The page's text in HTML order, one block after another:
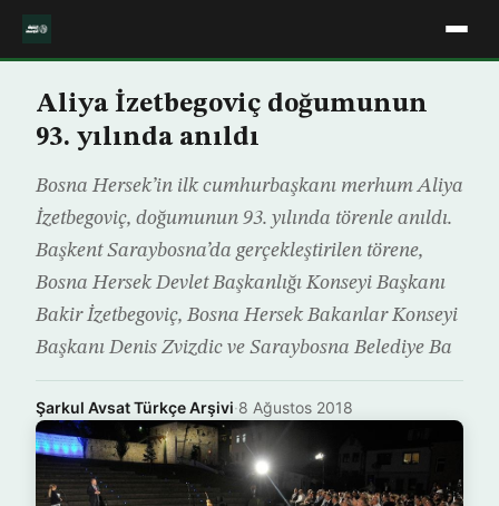
Aliya İzetbegoviç doğumunun
93. yılında anıldı
Bosna Hersek’in ilk cumhurbaşkanı merhum Aliya
İzetbegoviç, doğumunun 93. yılında törenle anıldı.
Başkent Saraybosna’da gerçekleştirilen törene,
Bosna Hersek Devlet Başkanlığı Konseyi Başkanı
Bakir İzetbegoviç, Bosna Hersek Bakanlar Konseyi
Başkanı Denis Zvizdic ve Saraybosna Belediye Ba
Şarkul Avsat Türkçe Arşivi·8 Ağustos 2018